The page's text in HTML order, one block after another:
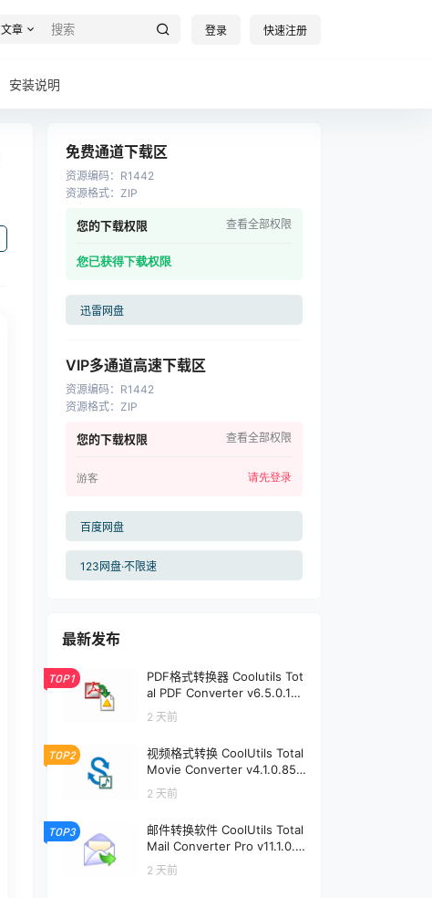
文章 登录 快速注册
安装说明
免费通道下载区
资源编码： R1442
资源格式： ZIP
您的下载权限 查看全部权限
您已获得下载权限
迅雷网盘
VIP多通道高速下载区
资源编码： R1442
资源格式： ZIP
您的下载权限 查看全部权限
游客 请先登录
百度网盘
123网盘·不限速
最新发布
TOP1
PDF格式转换器 Coolutils Tot
al PDF Converter v6.5.0.191
| 软件个锤子 | R1912
2 天前
TOP2
视频格式转换 CoolUtils Total
Movie Converter v4.1.0.85 |
软件个锤子 | R1896
2 天前
TOP3
邮件转换软件 CoolUtils Total
Mail Converter Pro v11.1.0.7
97 | 软件个锤子 | R4232
2 天前